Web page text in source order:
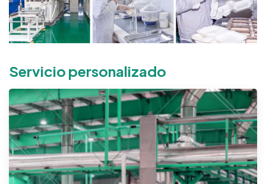
Servicio personalizado